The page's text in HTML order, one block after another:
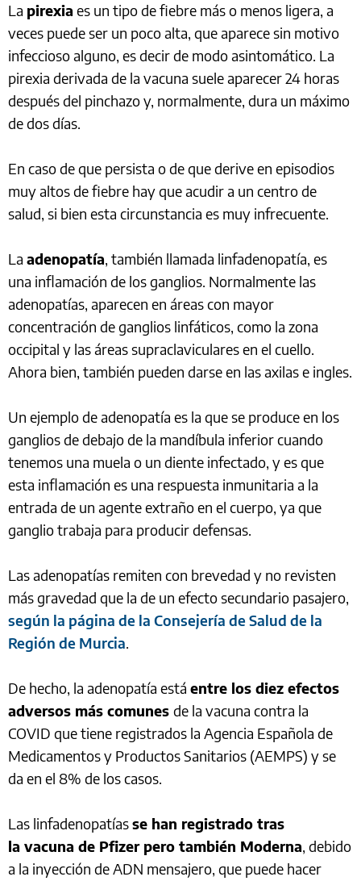
La pirexia es un tipo de fiebre más o menos ligera, a
veces puede ser un poco alta, que aparece sin motivo
infeccioso alguno, es decir de modo asintomático. La
pirexia derivada de la vacuna suele aparecer 24 horas
después del pinchazo y, normalmente, dura un máximo
de dos días.
En caso de que persista o de que derive en episodios
muy altos de fiebre hay que acudir a un centro de
salud, si bien esta circunstancia es muy infrecuente.
La adenopatía, también llamada linfadenopatía, es
una inflamación de los ganglios. Normalmente las
adenopatías, aparecen en áreas con mayor
concentración de ganglios linfáticos, como la zona
occipital y las áreas supraclaviculares en el cuello.
Ahora bien, también pueden darse en las axilas e ingles.
Un ejemplo de adenopatía es la que se produce en los
ganglios de debajo de la mandíbula inferior cuando
tenemos una muela o un diente infectado, y es que
esta inflamación es una respuesta inmunitaria a la
entrada de un agente extraño en el cuerpo, ya que
ganglio trabaja para producir defensas.
Las adenopatías remiten con brevedad y no revisten
más gravedad que la de un efecto secundario pasajero,
según la página de la Consejería de Salud de la
Región de Murcia.
De hecho, la adenopatía está entre los diez efectos
adversos más comunes de la vacuna contra la
COVID que tiene registrados la Agencia Española de
Medicamentos y Productos Sanitarios (AEMPS) y se
da en el 8% de los casos.
Las linfadenopatíasse han registrado tras
la vacuna de Pfizer pero también Moderna, debido
a la inyección de ADN mensajero, que puede hacer